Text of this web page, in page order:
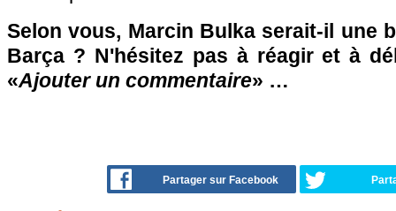
Selon vous, Marcin Bulka serait-il une
Barça ? N'hésitez pas à réagir et à
«Ajouter un commentaire» …
Partager sur Facebook